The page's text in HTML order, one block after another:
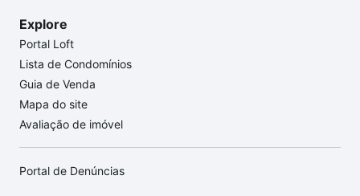
Explore
Portal Loft
Lista de Condomínios
Guia de Venda
Mapa do site
Avaliação de imóvel
Portal de Denúncias